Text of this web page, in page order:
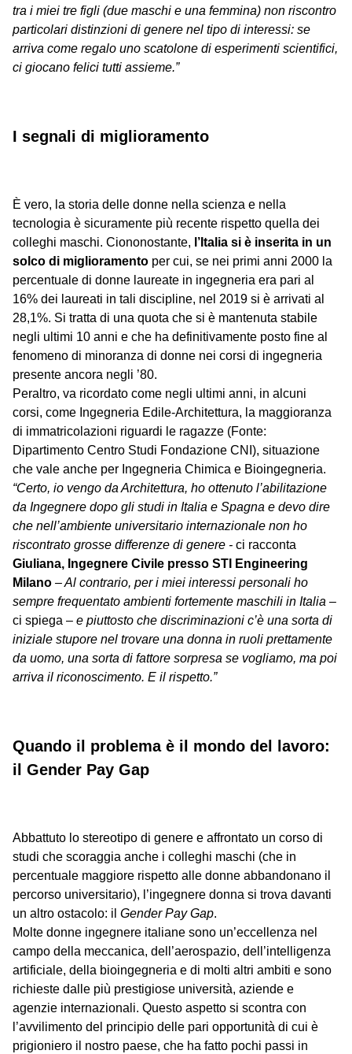
tra i miei tre figli (due maschi e una femmina) non riscontro
particolari distinzioni di genere nel tipo di interessi: se
arriva come regalo uno scatolone di esperimenti scientifici,
ci giocano felici tutti assieme.”
I segnali di miglioramento
È vero, la storia delle donne nella scienza e nella
tecnologia è sicuramente più recente rispetto quella dei
colleghi maschi. Ciononostante, l’Italia si è inserita in un
solco di miglioramento per cui, se nei primi anni 2000 la
percentuale di donne laureate in ingegneria era pari al
16% dei laureati in tali discipline, nel 2019 si è arrivati al
28,1%. Si tratta di una quota che si è mantenuta stabile
negli ultimi 10 anni e che ha definitivamente posto fine al
fenomeno di minoranza di donne nei corsi di ingegneria
presente ancora negli ’80.
Peraltro, va ricordato come negli ultimi anni, in alcuni
corsi, come Ingegneria Edile-Architettura, la maggioranza
di immatricolazioni riguardi le ragazze (Fonte:
Dipartimento Centro Studi Fondazione CNI), situazione
che vale anche per Ingegneria Chimica e Bioingegneria.
“Certo, io vengo da Architettura, ho ottenuto l’abilitazione
da Ingegnere dopo gli studi in Italia e Spagna e devo dire
che nell’ambiente universitario internazionale non ho
riscontrato grosse differenze di genere - ci racconta
Giuliana, Ingegnere Civile presso STI Engineering
Milano – Al contrario, per i miei interessi personali ho
sempre frequentato ambienti fortemente maschili in Italia –
ci spiega – e piuttosto che discriminazioni c’è una sorta di
iniziale stupore nel trovare una donna in ruoli prettamente
da uomo, una sorta di fattore sorpresa se vogliamo, ma poi
arriva il riconoscimento. E il rispetto.”
Quando il problema è il mondo del lavoro:
il Gender Pay Gap
Abbattuto lo stereotipo di genere e affrontato un corso di
studi che scoraggia anche i colleghi maschi (che in
percentuale maggiore rispetto alle donne abbandonano il
percorso universitario), l’ingegnere donna si trova davanti
un altro ostacolo: il Gender Pay Gap.
Molte donne ingegnere italiane sono un’eccellenza nel
campo della meccanica, dell’aerospazio, dell’intelligenza
artificiale, della bioingegneria e di molti altri ambiti e sono
richieste dalle più prestigiose università, aziende e
agenzie internazionali. Questo aspetto si scontra con
l’avvilimento del principio delle pari opportunità di cui è
prigioniero il nostro paese, che ha fatto pochi passi in